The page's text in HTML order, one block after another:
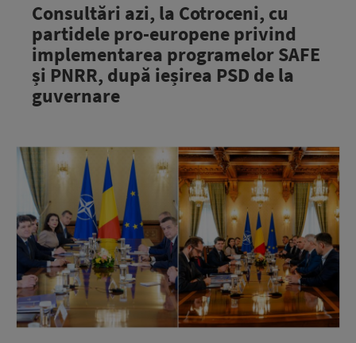
Consultări azi, la Cotroceni, cu
partidele pro-europene privind
implementarea programelor SAFE
și PNRR, după ieșirea PSD de la
guvernare